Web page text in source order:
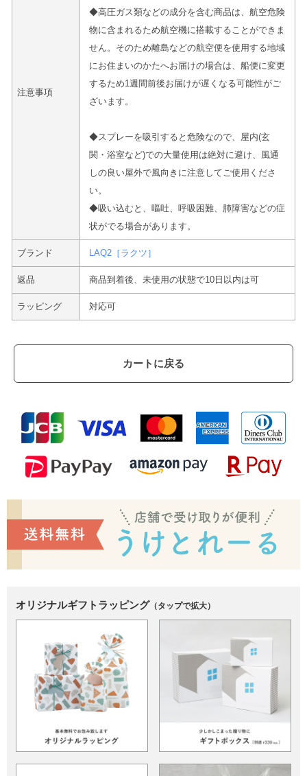
注意事項
◆高圧ガス類などの成分を含む商品は、航空危険
物に含まれるため航空機に搭載することができま
せん。そのため離島などの航空便を使用する地域
にお住まいのかたへお届けの場合は、船便に変更
するため1週間前後お届けが遅くなる可能性がご
ざいます。
◆スプレーを吸引すると危険なので、屋内(玄
関・浴室など)での大量使用は絶対に避け、風通
しの良い屋外で風向きに注意してご使用くださ
い。
◆吸い込むと、嘔吐、呼吸困難、肺障害などの症
状がでる場合があります。
ブランド LAQ2［ラクツ］
返品 商品到着後、未使用の状態で10日以内は可
ラッピング 対応可
カートに戻る
オリジナルギフトラッピング （タップで拡大）